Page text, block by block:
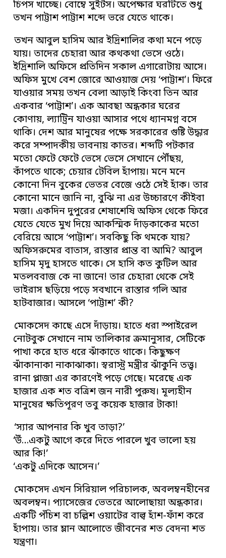
চিপস খাচ্ছে। বোম্বে সুইটস। অপেক্ষার ঘরটিতে শুধু
তখন পাট্টাশ পাট্টাশ শব্দে ভরে যেতে থাকে।
তখন আবুল হাসিম আর ইদ্রিশালির কথা মনে পড়ে
যায়। তাদের চেহারা আর কথকথা ভেসে ওঠে।
ইদ্রিশালি অফিসে প্রতিদিন সকাল এগারোটায় আসে।
অফিস মুখে বেশ জোরে আওয়াজ দেয় ‘পাট্টাশ’। ফিরে
যাওয়ার সময় তখন বেলা আড়াই কিংবা তিন আর
একবার ‘পাট্টাশ’। এক আবছা অন্ধকার ঘরের
কোণায়, ল্যাট্রিন যাওয়া আসার পথে ধ্যানমগ্ন বসে
থাকি। দেশ আর মানুষের পক্ষে সরকারের গুষ্টি উদ্ধার
করে সম্পাদকীয় ভাবনায় কাতর। শব্দটি পটকার
মতো ফেটে ফেটে ভেসে ভেসে সেখানে পৌঁছয়,
কাঁপতে থাকে; চেয়ার টেবিল হাঁপায়। মনে মনে
কোনো দিন বুকের ভেতর বেজে ওঠে সেই হাঁক। তার
কোনো মানে জানি না, বুঝি না এর উচ্চারণে কীইবা
মজা। একদিন দুপুরের শেষাশেষি অফিস থেকে ফিরে
যেতে যেতে মুখ দিয়ে আকস্মিক দাঁড়কাকের মতো
বেরিয়ে আসে ‘পাট্টাশ’। সবকিছু কি থমকে যায়?
অফিসরুমের বাতাস, রাস্তার প্রান্ত বা আমি? আবুল
হাসিম মৃদু হাসতে থাকে। সে হাসি কত কুটিল আর
মতলববাজ কে না জানে! তার চেহারা থেকে সেই
ভাইরাস ছড়িয়ে পড়ে সবখানে রাস্তার গলি আর
হাটবাজার। আসলে ‘পাট্টাশ’ কী?
মোকসেদ কাছে এসে দাঁড়ায়। হাতে ধরা স্পাইরেল
নোটবুক সেখানে নাম তালিকার ক্রমানুসার, সেটিকে
পাখা করে হাত ধরে ঝাঁকাতে থাকে। কিছুক্ষণ
ঝাঁকানাকা নাকাঝাকা। স্বরাস্ট্র মন্ত্রীর ঝাঁকুনি তত্ত্ব।
রানা প্লাজা এর কারণেই পড়ে গেছে। মরেছে এক
হাজার এক শত বত্রিশ জন নারী পুরুষ। মূল্যহীন
মানুষের ক্ষতিপূরণ তবু কয়েক হাজার টাকা!
‘স্যার আপনার কি খুব তাড়া?’
‘উঁ…একটু আগে করে দিতে পারলে খুব ভালো হয়
আর কি!’
‘একটু এদিকে আসেন।’
মোকসেদ এখন সিরিয়াল পরিচালক, অবলম্বনহীনের
অবলম্বন। প্যাসেজের ভেতরে আলোছায়া অন্ধকার।
একটি পঁচিশ বা চল্লিশ ওয়াটের বাল্ব হাঁশ-ফাঁশ করে
হাঁপায়। তার ম্লান আলোতে জীবনের শত বেদনা শত
যন্ত্রণা।